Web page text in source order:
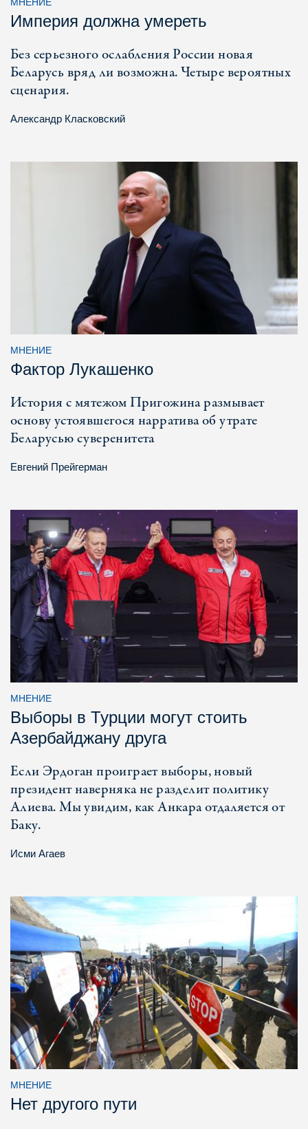
МНЕНИЕ
Империя должна умереть
Без серьезного ослабления России новая
Беларусь вряд ли возможна. Четыре вероятных
сценария.
Александр Класковский
МНЕНИЕ
Фактор Лукашенко
История с мятежом Пригожина размывает
основу устоявшегося нарратива об утрате
Беларусью суверенитета
Евгений Прейгерман
МНЕНИЕ
Выборы в Турции могут стоить
Азербайджану друга
Если Эрдоган проиграет выборы, новый
президент наверняка не разделит политику
Алиева. Мы увидим, как Анкара отдаляется от
Баку.
Исми Агаев
МНЕНИЕ
Нет другого пути